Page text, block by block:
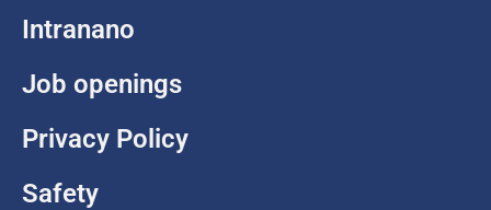
Intranano
Job openings
Privacy Policy
Safety